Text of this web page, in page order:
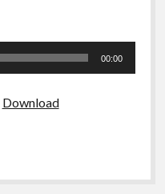
00:00
Download